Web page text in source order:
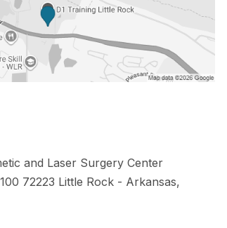
and Laser Surgery Center
72223 Little Rock - Arkansas,